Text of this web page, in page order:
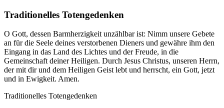
Traditionelles Totengedenken
O Gott, dessen Barmherzigkeit unzählbar ist: Nimm unsere Gebete
an für die Seele deines verstorbenen Dieners und gewähre ihm den
Eingang in das Land des Lichtes und der Freude, in die
Gemeinschaft deiner Heiligen. Durch Jesus Christus, unseren Herrn,
der mit dir und dem Heiligen Geist lebt und herrscht, ein Gott, jetzt
und in Ewigkeit. Amen.
Traditionelles Totengedenken